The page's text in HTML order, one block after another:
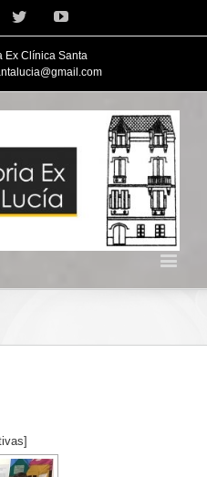
TwitterYoutube
Ex Clínica Santa